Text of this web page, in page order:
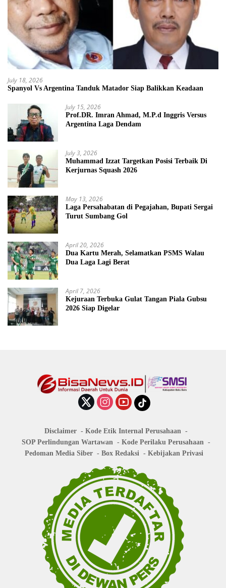
July 18, 2026
Spanyol Vs Argentina Tanduk Matador Siap Balikkan Keadaan
July 15, 2026
Prof.DR. Imran Ahmad, M.P.d Inggris Versus
Argentina Laga Dendam
July 3, 2026
Muhammad Izzat Targetkan Posisi Terbaik Di
Kerjurnas Squash 2026
May 13, 2026
Laga Persahabatan di Pegajahan, Bupati Sergai
Turut Sumbang Gol
April 20, 2026
Dua Kartu Merah, Selamatkan PSMS Walau
Dua Laga Lagi Berat
April 7, 2026
Kejuraan Terbuka Gulat Tangan Piala Gubsu
2026 Siap Digelar
Disclaimer
Kode Etik Internal Perusahaan
SOP Perlindungan Wartawan
Kode Perilaku Perusahaan
Pedoman Media Siber
Box Redaksi Kebijakan Privasi